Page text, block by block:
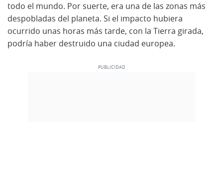
todo el mundo. Por suerte, era una de las zonas más
despobladas del planeta. Si el impacto hubiera
ocurrido unas horas más tarde, con la Tierra girada,
podría haber destruido una ciudad europea.